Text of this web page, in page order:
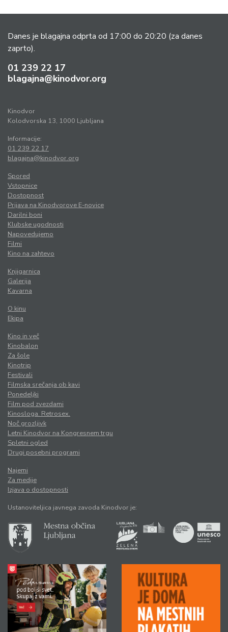
Danes je blagajna odprta od 17:00 do 20:20 (za danes
zaprto).
01 239 22 17
blagajna@kinodvor.org
Kinodvor
Kolodvorska 13, 1000 Ljubljana
Informacije:
01 239 22 17
blagajna@kinodvor.org
Spored
Vstopnice
Dostopnost
Prijava na Kinodvorove E-novice
Darilni boni
Klubske ugodnosti
Napovedujemo
Filmi
Kino na zahtevo
Knjigarnica
Galerija
Kavarna
O kinu
Ekipa
Kino in več
Kinobalon
Za šole
Kinotrip
Festivali
Filmska srečanja ob kavi
Ponedeljki
Film pod zvezdami
Kinosloga. Retrosex.
Noč grozljivk
Letni Kinodvor na Kongresnem trgu
Spletni ogled
Drugi posebni programi
Najemi
Za medije
Izjava o dostopnosti
Ustanoviteljica javnega zavoda Kinodvor je: